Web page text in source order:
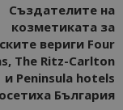
Създателите на
козметиката за
вериги Four
The Ritz-Carlton
и Peninsula hotels
България